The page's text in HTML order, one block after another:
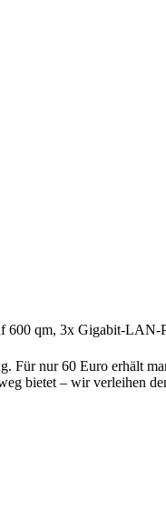
600 qm, 3x Gigabit-LAN-
Für nur 60 Euro erhält
bietet – wir verleihen